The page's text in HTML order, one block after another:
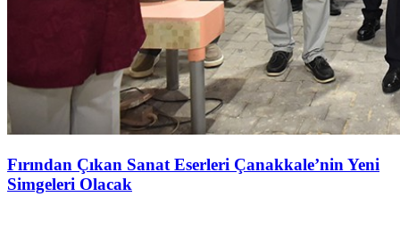
Fırından Çıkan Sanat Eserleri Çanakkale’nin Yeni
Simgeleri Olacak